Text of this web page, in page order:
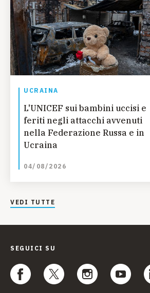
UCRAINA
L'UNICEF sui bambini uccisi e
feriti negli attacchi avvenuti
nella Federazione Russa e in
Ucraina
04/08/2026
VEDI TUTTE
SEGUICI SU